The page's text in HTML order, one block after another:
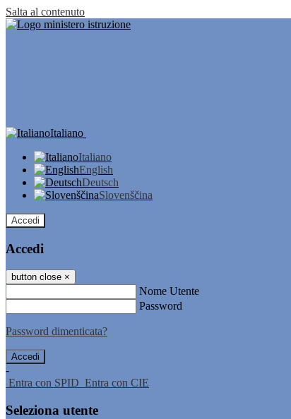
Salta al contenuto
Italiano
Italiano
English
Deutsch
Slovenščina
Accedi
Accedi
button close ×
Nome Utente
Password
Password dimenticata?
-
Entra con SPID Entra con CIE
Seleziona utente